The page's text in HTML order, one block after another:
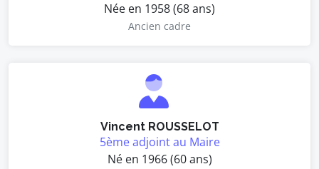
Née en 1958 (68 ans)
Ancien cadre
Vincent ROUSSELOT
5ème adjoint au Maire
Né en 1966 (60 ans)